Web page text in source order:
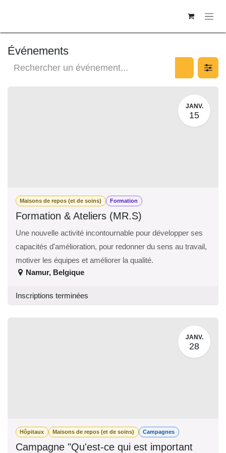
Événements
JANV.
15
Maisons de repos (et de soins) Formation
Formation & Ateliers (MR.S)
Une nouvelle activité incontournable pour développer ses
capacités d'amélioration, pour redonner du sens au travail,
motiver les équipes et améliorer la qualité.
Namur, Belgique
Inscriptions terminées
JANV.
28
Hôpitaux Maisons de repos (et de soins) Campagnes
Campagne "Qu'est-ce qui est important